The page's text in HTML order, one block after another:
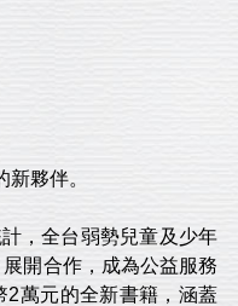
夥伴。
，全台弱勢兒童及少年
開合作，成為公益服務
2萬元的全新書籍，涵蓋